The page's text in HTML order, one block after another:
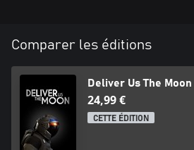
Comparer les éditions
Deliver Us The Moon
24,99 €
CETTE ÉDITION